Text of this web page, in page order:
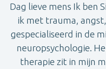
Dag lieve mens Ik ben
ik met trauma,
gespecialiseerd in de
neuropsychologie.
therapie zit in mijn